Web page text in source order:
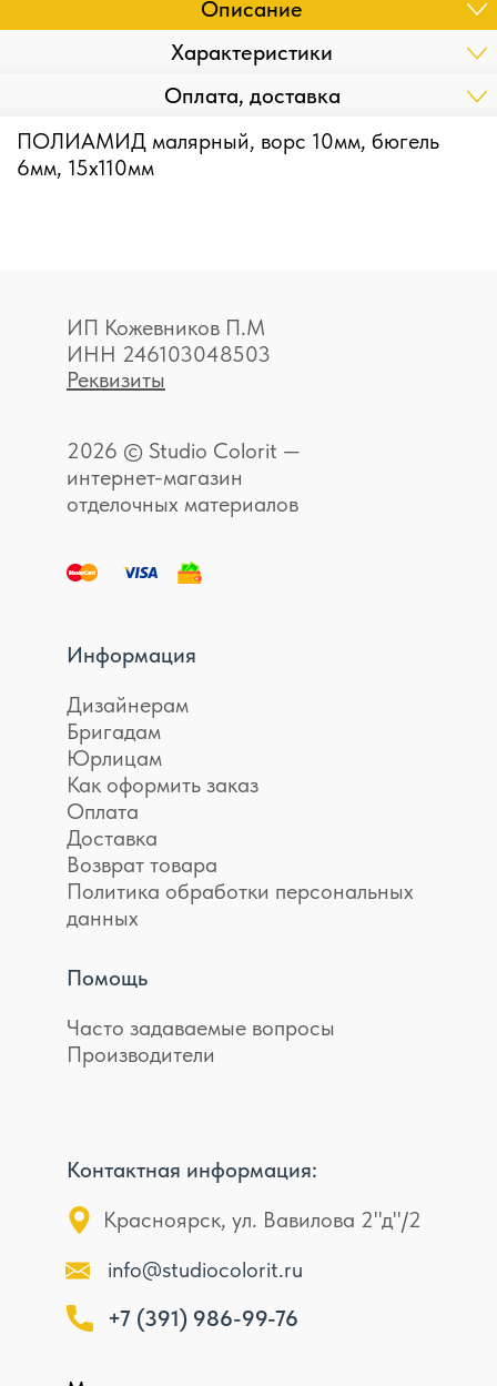
Описание
Характеристики
Оплата, доставка
ПОЛИАМИД малярный, ворс 10мм, бюгель
6мм, 15х110мм
ИП Кожевников П.М
ИНН 246103048503
Реквизиты
2026 © Studio Colorit —
интернет-магазин
отделочных материалов
Информация
Дизайнерам
Бригадам
Юрлицам
Как оформить заказ
Оплата
Доставка
Возврат товара
Политика обработки персональных
данных
Помощь
Часто задаваемые вопросы
Производители
Контактная информация:
Красноярск, ул. Вавилова 2"д"/2
info@studiocolorit.ru
+7 (391) 986-99-76